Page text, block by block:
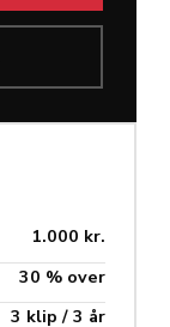
1.000 kr.
30 % over
3 klip / 3 år